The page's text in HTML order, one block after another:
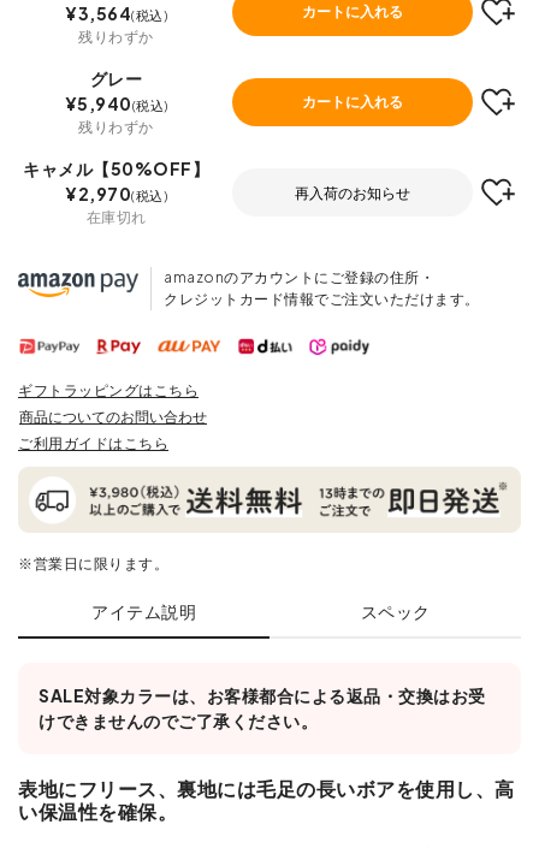
¥3,564 税込
残りわずか
カートに入れる
グレー
¥5,940 税込
残りわずか
カートに入れる
キャメル【50%OFF】
¥2,970 税込
在庫切れ
再入荷のお知らせ
amazonのアカウントにご登録の住所・
クレジットカード情報でご注文いただけます。
ギフトラッピングはこちら
商品についてのお問い合わせ
ご利用ガイドはこちら
※営業日に限ります。
アイテム説明 スペック
SALE対象カラーは、お客様都合による返品・交換はお受
けできませんのでご了承ください。
表地にフリース、裏地には毛足の長いボアを使用し、高
い保温性を確保。